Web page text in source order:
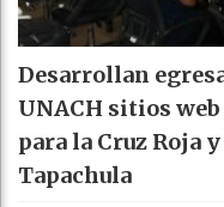
Desarrollan
UNACH sitios
para la Cruz Roja
Tapachula